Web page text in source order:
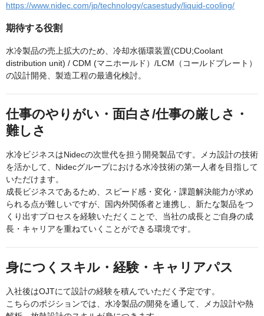
https://www.nidec.com/jp/technology/casestudy/liquid-cooling/
期待する役割
水冷製品の売上拡大のため、冷却水循環装置(CDU;Coolant
distribution unit) / CDM (マニホールド）/LCM（コールドプレート）
の設計開発、製造工程の最適化検討。
仕事のやりがい・面白さ/仕事の厳しさ・
難しさ
水冷ビジネスはNidecの次世代を担う開発製品です。メカ設計の技術
を活かして、Nidecグループにおける水冷技術の第一人者を目指して
いただけます。
成長ビジネスであるため、スピード感・変化・課題解決能力が求め
られる点が難しいですが、国内外関係者と連携し、新たな製品をつ
くり出すプロセスを経験いただくことで、当社の成長とご自身の成
長・キャリアを重ねていくことができる環境です。
身につくスキル・経験・キャリアパス
入社後はOJTにて設計の経験を積んでいただく予定です。
こちらのポジションでは、水冷製品の開発を通して、メカ設計や熱